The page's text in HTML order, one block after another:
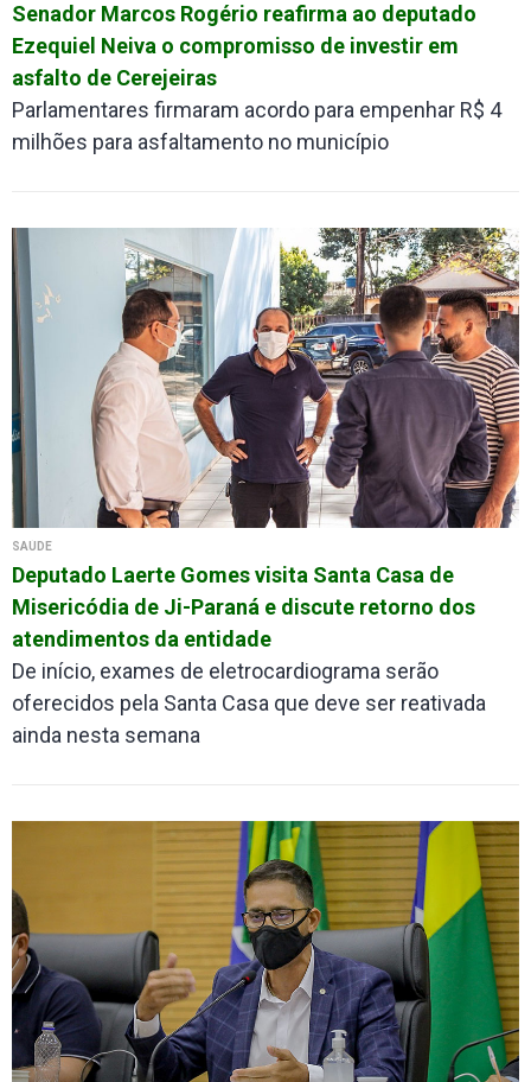
Senador Marcos Rogério reafirma ao deputado
Ezequiel Neiva o compromisso de investir em
asfalto de Cerejeiras
Parlamentares firmaram acordo para empenhar R$ 4
milhões para asfaltamento no município
SAÚDE
Deputado Laerte Gomes visita Santa Casa de
Misericódia de Ji-Paraná e discute retorno dos
atendimentos da entidade
De início, exames de eletrocardiograma serão
oferecidos pela Santa Casa que deve ser reativada
ainda nesta semana